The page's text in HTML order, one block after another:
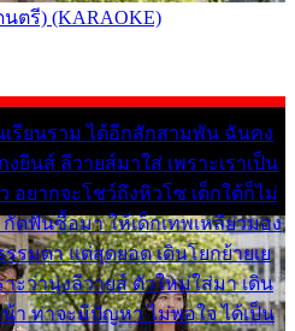
ตรี) (KARAOKE)
รียนราม ได้อีกสักสามพัน ฉันคง
งยีนส์ ลีวายส์มาใส่ เพราะเราเป็น
อยากจะโชว์ถึงหิวโซ เด็กใต้ก็ไม่
ดฟันซื้อมา ให้เด็กเทพเหลียวมอง
รมดา แต่สุดยอด เดินโยกย้ายเย
ะว่านุ่งลีวายส์ ตัวใหม่ใส่มา เดิน
า ท่าจะมีปัญหา ไม่พอใจ ได้เป็น